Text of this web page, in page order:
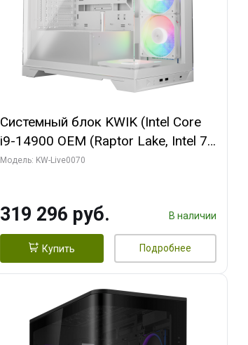
Системный блок KWIK (Intel Core
i9-14900 OEM (Raptor Lake, Intel 7,
C24 16EC/8PC// 64 ГБ ОЗУ (2
GDDR7 256bit/ 960 ГБ SSD)
Модель: KW-Live0070
319 296 руб. В наличии
Купить Подробнее